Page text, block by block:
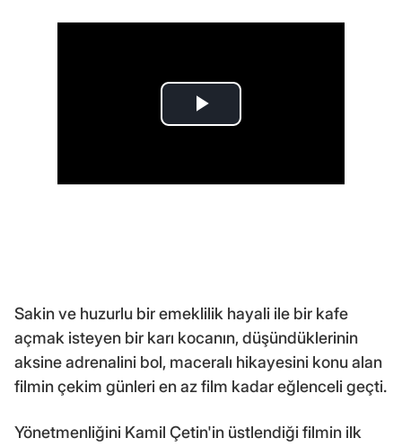
Sakin ve huzurlu bir emeklilik hayali ile bir kafe
açmak isteyen bir karı kocanın, düşündüklerinin
aksine adrenalini bol, maceralı hikayesini konu alan
filmin çekim günleri en az film kadar eğlenceli geçti.
Yönetmenliğini Kamil Çetin'in üstlendiği filmin ilk